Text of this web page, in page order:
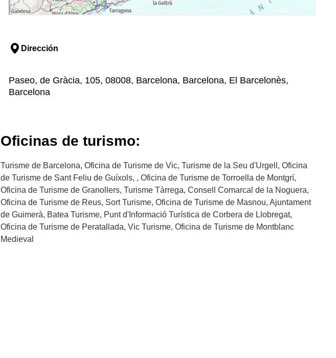
Dirección
Paseo, de Gràcia, 105, 08008, Barcelona, Barcelona, El Barcelonès,
Barcelona
Oficinas de turismo:
Turisme de Barcelona, Oficina de Turisme de Vic, Turisme de la Seu d'Urgell, Oficina
de Turisme de Sant Feliu de Guíxols, , Oficina de Turisme de Torroella de Montgrí,
Oficina de Turisme de Granollers, Turisme Tàrrega, Consell Comarcal de la Noguera,
Oficina de Turisme de Reus, Sort Turisme, Oficina de Turisme de Masnou, Ajuntament
de Guimerà, Batea Turisme, Punt d'Informació Turística de Corbera de Llobregat,
Oficina de Turisme de Peratallada, Vic Turisme, Oficina de Turisme de Montblanc
Medieval